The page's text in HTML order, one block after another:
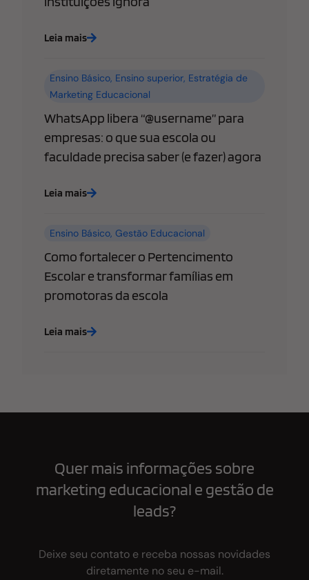
Leia mais
Ensino Básico, Ensino superior, Estratégia de
Marketing Educacional
WhatsApp libera “@username” para
empresas: o que sua escola ou
faculdade precisa saber (e fazer) agora
Leia mais
Ensino Básico,Gestão Educacional
Como fortalecer o Pertencimento
Escolar e transformar famílias em
promotoras da escola
Leia mais
Quer mais informações sobre
marketing educacional e gestão de
leads?
Deixe seu contato e receba nossas novidades
diretamente no seu e-mail.